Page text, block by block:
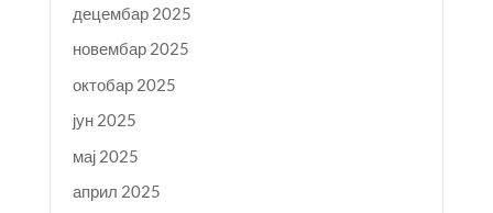
децембар 2025
новембар 2025
октобар 2025
јун 2025
мај 2025
април 2025